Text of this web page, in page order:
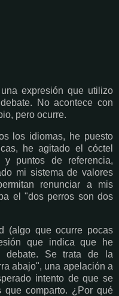
expresión que utilizo
No acontece con
pero ocurre.
los idiomas, he puesto
he agitado el cóctel
y puntos de referencia,
mi sistema de valores
renunciar a mis
el "dos perros son dos
(algo que ocurre pocas
que indica que he
debate. Se trata de la
abajo", una apelación a
intento de que se
que comparto. ¿Por qué